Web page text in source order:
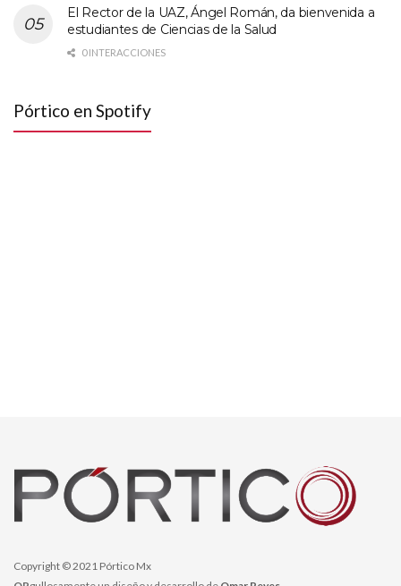
El Rector de la UAZ, Ángel Román, da bienvenida a
estudiantes de Ciencias de la Salud
0 INTERACCIONES
Pórtico en Spotify
Copyright © 2021 Pórtico Mx